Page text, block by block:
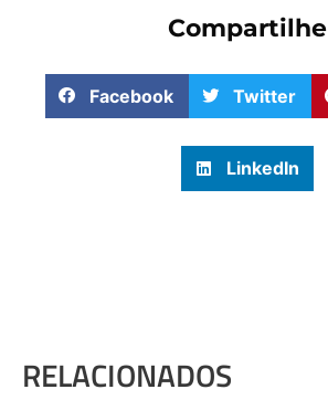
Compartilhe
Facebook Twitter
LinkedIn
RELACIONADOS